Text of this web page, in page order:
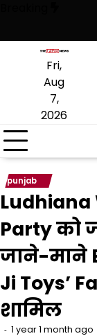
content
Fri,
Aug
7,
2026
punjab
Ludhiana
Party को
जाने-माने
Ji Toys’
शामिल
1 year 1 month ago